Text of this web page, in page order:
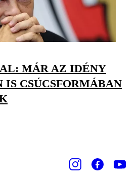
MÁR AZ IDÉNY
IS CSÚCSFORMÁBAN